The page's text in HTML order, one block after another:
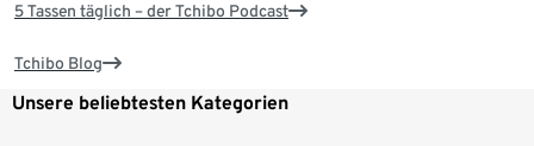
5 Tassen täglich – der Tchibo Podcast
Tchibo Blog
Unsere beliebtesten Kategorien